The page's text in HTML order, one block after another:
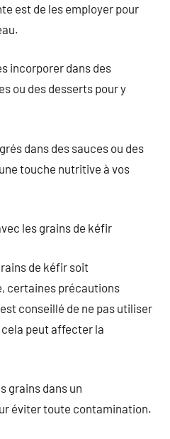
est de les employer pour
incorporer dans des
ou des desserts pour y
dans des sauces ou des
touche nutritive à vos
les grains de kéfir
de kéfir soit
certaines précautions
conseillé de ne pas utiliser
peut affecter la
grains dans un
éviter toute contamination.